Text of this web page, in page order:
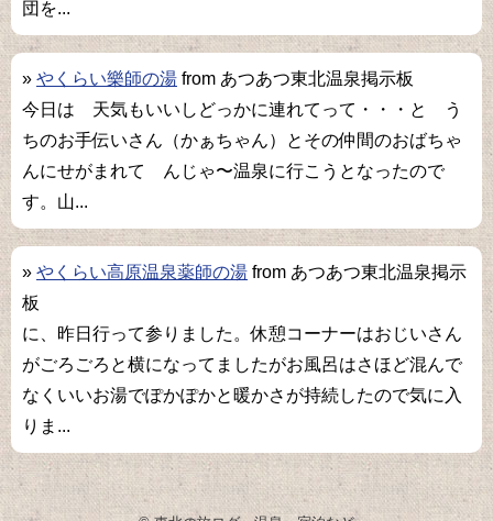
団を...
» やくらい樂師の湯 from あつあつ東北温泉掲示板
今日は 天気もいいしどっかに連れてって・・・と う
ちのお手伝いさん（かぁちゃん）とその仲間のおばちゃ
んにせがまれて んじゃ〜温泉に行こうとなったので
す。山...
» やくらい高原温泉薬師の湯 from あつあつ東北温泉掲示
板
に、昨日行って参りました。休憩コーナーはおじいさん
がごろごろと横になってましたがお風呂はさほど混んで
なくいいお湯でぽかぽかと暖かさが持続したので気に入
りま...